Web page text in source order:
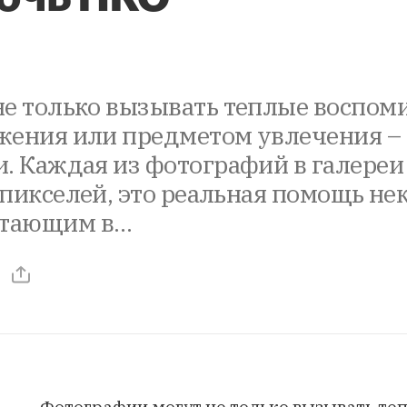
только вызывать теплые
или предметом увлечения –
Каждая из фотографий в галереи
это реальная помощь
в…